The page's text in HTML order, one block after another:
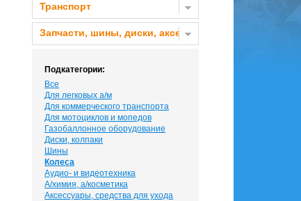
Транспорт
Запчасти, шины, диски, аксессуары
Подкатегории:
Все
Для легковых а/м
Для коммерческого транспорта
Для мотоциклов и мопедов
Газобаллонное оборудование
Диски, колпаки
Шины
Колеса
Аудио- и видеотехника
А/химия, а/косметика
Аксессуары, средства для ухода